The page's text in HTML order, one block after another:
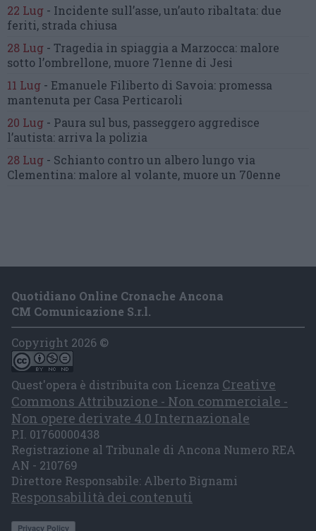
22 Lug - Incidente sull’asse, un’auto ribaltata: due
feriti, strada chiusa
28 Lug - Tragedia in spiaggia a Marzocca: malore
sotto l’ombrellone, muore 71enne di Jesi
11 Lug - Emanuele Filiberto di Savoia: promessa
mantenuta per Casa Perticaroli
20 Lug - Paura sul bus, passeggero aggredisce
l’autista: arriva la polizia
28 Lug - Schianto contro un albero lungo via
Clementina: malore al volante, muore un 70enne
Quotidiano Online Cronache Ancona
CM Comunicazione S.r.l.
Copyright 2026 ©
Quest'opera è distribuita con Licenza Creative
Commons Attribuzione - Non commerciale -
Non opere derivate 4.0 Internazionale
P.I. 01760000438
Registrazione al Tribunale di Ancona Numero REA
AN - 210769
Direttore Responsabile: Alberto Bignami
Responsabilità dei contenuti